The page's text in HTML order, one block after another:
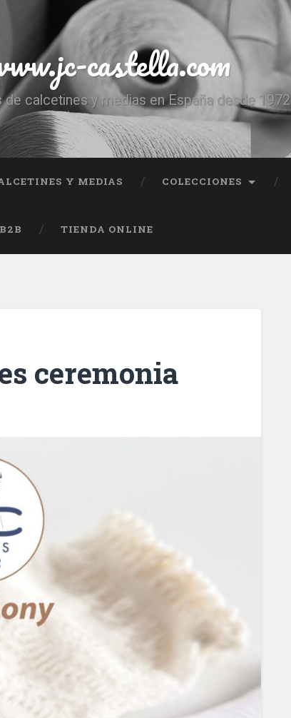
castella.com
de calcetines y medias en España desde 1972
Y MEDIAS COLECCIONES
TIENDA ONLINE
ceremonia